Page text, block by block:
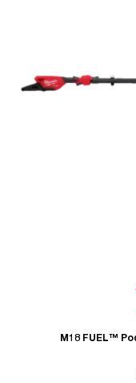
M18 FUEL™